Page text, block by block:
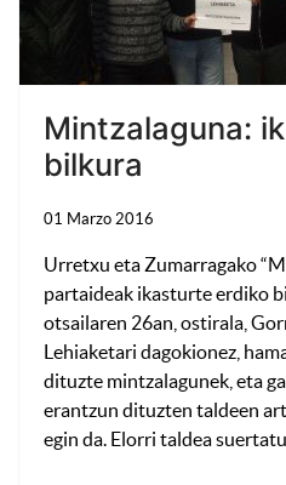
Mintzalaguna:
bilkura
01 Marzo 2016
Urretxu eta Zumarragako
partaideak ikasturte erdiko
otsailaren 26an, ostirala,
Lehiaketari dagokionez,
dituzte mintzalagunek, eta
erantzun dituzten taldeen
egin da. Elorri taldea